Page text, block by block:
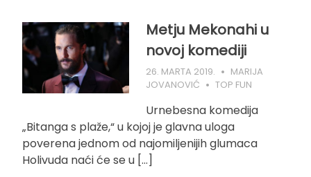
Metju Mekonahi u
novoj komediji
26. MARTA 2019.
MARIJA
JOVANOVIĆ
TOP FUN
Urnebesna komedija
„Bitanga s plaže,“ u kojoj je glavna uloga
poverena jednom od najomiljenijih glumaca
Holivuda naći će se u […]